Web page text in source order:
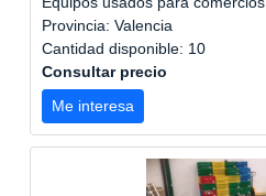
Provincia: Valencia
Cantidad disponible: 10
Consultar precio
Me interesa